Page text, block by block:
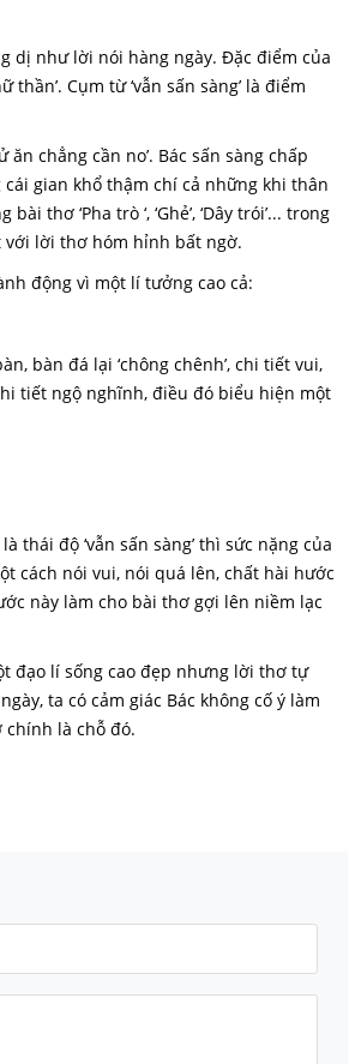
dị như lời nói hàng ngày. Đặc điểm của
Cụm từ ‘vẫn sấn sàng’ là điểm
chẳng cần no’. Bác sấn sàng chấp
gian khổ thậm chí cả những khi thân
thơ ‘Pha trò ‘, ‘Ghẻ’, ‘Dây trói’... trong
với lời thơ hóm hỉnh bất ngờ.
động vì một lí tưởng cao cả:
bàn đá lại ‘chông chênh’, chi tiết vui,
tiết ngộ nghĩnh, điều đó biểu hiện một
độ ‘vẫn sấn sàng’ thì sức nặng của
cách nói vui, nói quá lên, chất hài hước
này làm cho bài thơ gợi lên niềm lạc
đạo lí sống cao đẹp nhưng lời thơ tự
ta có cảm giác Bác không cố ý làm
là chỗ đó.